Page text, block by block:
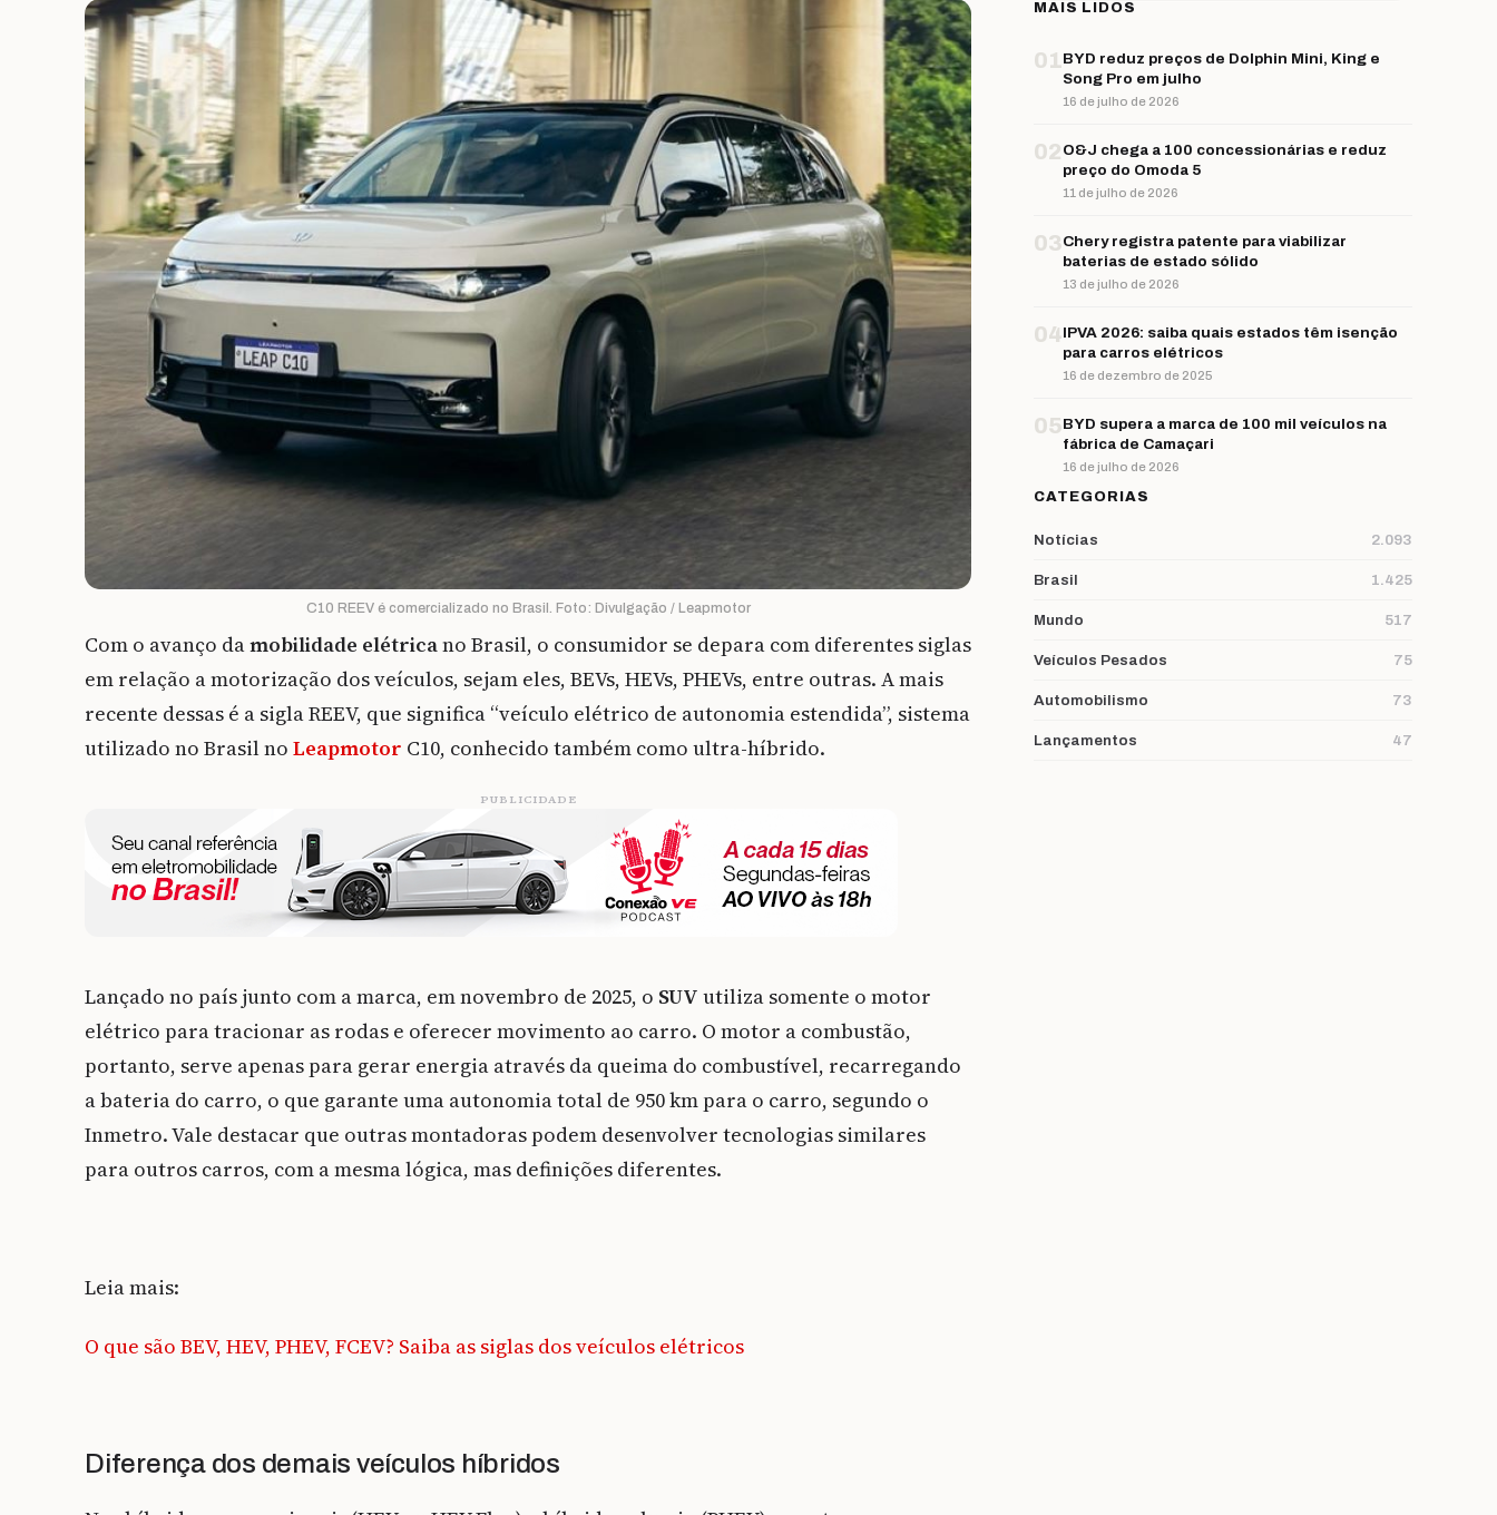
C10 REEV é comercializado no Brasil. Foto: Divulgação / Leapmotor
Com o avanço damobilidade elétricano Brasil, o consumidor se depara com diferentes siglas
em relação a motorização dos veículos, sejam eles, BEVs, HEVs, PHEVs, entre outras. A mais
recente dessas é a sigla REEV, que significa “veículo elétrico de autonomia estendida”, sistema
utilizado no Brasil no Leapmotor C10, conhecido também como ultra-híbrido.
PUBLICIDADE
Lançado no país junto com a marca, em novembro de 2025, o SUV utiliza somente o motor
elétrico para tracionar as rodas e oferecer movimento ao carro. O motor a combustão,
portanto, serve apenas para gerar energia através da queima do combustível, recarregando
a bateria do carro, o que garante uma autonomia total de 950 km para o carro, segundo o
Inmetro. Vale destacar que outras montadoras podem desenvolver tecnologias similares
para outros carros, com a mesma lógica, mas definições diferentes.
Leia mais:
O que são BEV, HEV, PHEV, FCEV? Saiba as siglas dos veículos elétricos
Diferença dos demais veículos híbridos
MAIS LIDOS
01BYD reduz preços de Dolphin Mini, King e
Song Pro em julho
16 de julho de 2026
02 O&J chega a 100 concessionárias e reduz
preço do Omoda 5
11 de julho de 2026
03Chery registra patente para viabilizar
baterias de estado sólido
13 de julho de 2026
04IPVA 2026: saiba quais estados têm isenção
para carros elétricos
16 de dezembro de 2025
05BYD supera a marca de 100 mil veículos na
fábrica de Camaçari
16 de julho de 2026
CATEGORIAS
Notícias 2.093
Brasil 1.425
Mundo 517
Veículos Pesados 75
Automobilismo 73
Lançamentos 47